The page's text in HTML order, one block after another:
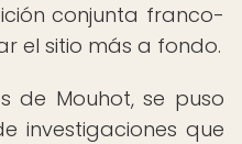
conjunta franco-
el sitio más a fondo.
de Mouhot, se puso
investigaciones que